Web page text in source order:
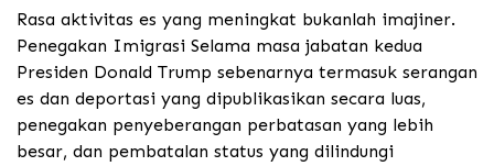
Rasa aktivitas es yang meningkat bukanlah imajiner.
Penegakan Imigrasi Selama masa jabatan kedua
Presiden Donald Trump sebenarnya termasuk serangan
es dan deportasi yang dipublikasikan secara luas,
penegakan penyeberangan perbatasan yang lebih
besar, dan pembatalan status yang dilindungi